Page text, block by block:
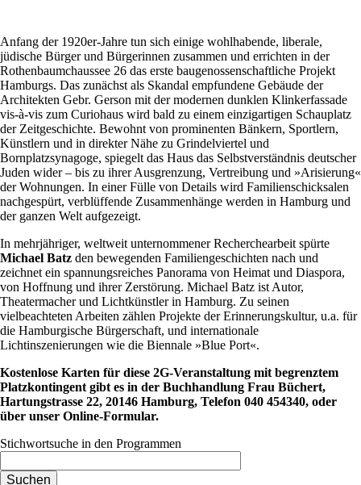
Anfang der 1920er-Jahre tun sich einige wohlhabende, liberale,
jüdische Bürger und Bürgerinnen zusammen und errichten in der
Rothenbaumchaussee 26 das erste baugenossenschaftliche Projekt
Hamburgs. Das zunächst als Skandal empfundene Gebäude der
Architekten Gebr. Gerson mit der modernen dunklen Klinkerfassade
vis-à-vis zum Curiohaus wird bald zu einem einzigartigen Schauplatz
der Zeitgeschichte. Bewohnt von prominenten Bänkern, Sportlern,
Künstlern und in direkter Nähe zu Grindelviertel und
Bornplatzsynagoge, spiegelt das Haus das Selbstverständnis deutscher
Juden wider – bis zu ihrer Ausgrenzung, Vertreibung und »Arisierung«
der Wohnungen. In einer Fülle von Details wird Familienschicksalen
nachgespürt, verblüffende Zusammenhänge werden in Hamburg und
der ganzen Welt aufgezeigt.
In mehrjähriger, weltweit unternommener Recherchearbeit spürte
Michael Batz den bewegenden Familiengeschichten nach und
zeichnet ein spannungsreiches Panorama von Heimat und Diaspora,
von Hoffnung und ihrer Zerstörung. Michael Batz ist Autor,
Theatermacher und Lichtkünstler in Hamburg. Zu seinen
vielbeachteten Arbeiten zählen Projekte der Erinnerungskultur, u.a. für
die Hamburgische Bürgerschaft, und internationale
Lichtinszenierungen wie die Biennale »Blue Port«.
Kostenlose Karten für diese 2G-Veranstaltung mit begrenztem
Platzkontingent gibt es in der Buchhandlung Frau Büchert,
Hartungstrasse 22, 20146 Hamburg, Telefon 040 454340, oder
über unser Online-Formular.
Stichwortsuche in den Programmen